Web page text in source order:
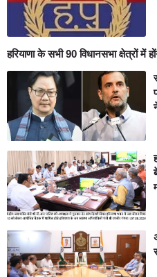
हरियाणा के सभी 90 विधानसभा क्षेत्रों में